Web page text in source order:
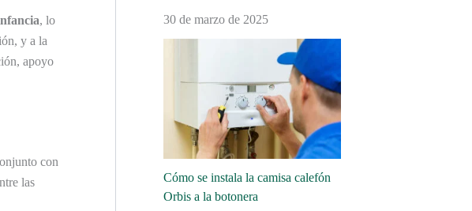
, lo
y a la
apoyo
con
las
30 de marzo de 2025
Cómo se instala la camisa calefón
Orbis a la botonera